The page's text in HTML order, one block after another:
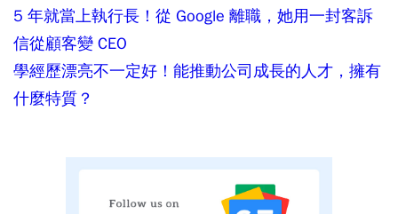
5 年就當上執行長！從 Google 離職，她用一封客訴
信從顧客變 CEO
學經歷漂亮不一定好！能推動公司成長的人才，擁有
什麼特質？